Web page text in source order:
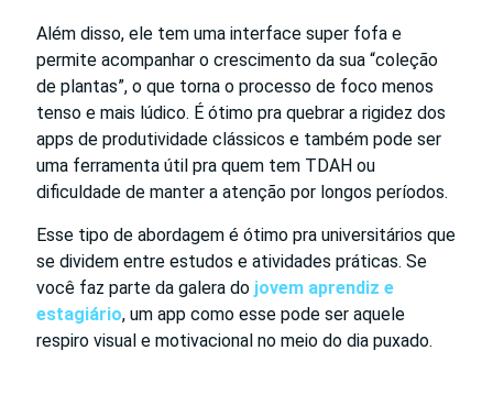
Além disso, ele tem uma interface super fofa e
permite acompanhar o crescimento da sua “coleção
de plantas”, o que torna o processo de foco menos
tenso e mais lúdico. É ótimo pra quebrar a rigidez dos
apps de produtividade clássicos e também pode ser
uma ferramenta útil pra quem tem TDAH ou
dificuldade de manter a atenção por longos períodos.
Esse tipo de abordagem é ótimo pra universitários que
se dividem entre estudos e atividades práticas. Se
você faz parte da galera do jovem aprendiz e
estagiário, um app como esse pode ser aquele
respiro visual e motivacional no meio do dia puxado.